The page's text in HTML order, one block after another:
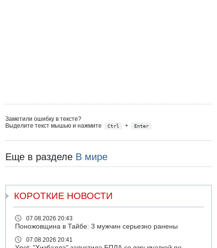
Заметили ошибку в тексте?
Выделите текст мышью и нажмите
Ctrl + Enter
Еще в разделе В мире
КОРОТКИЕ НОВОСТИ
07.08.2026 20:43
Поножовщина в Тайбе: 3 мужчин серьезно ранены
07.08.2026 20:41